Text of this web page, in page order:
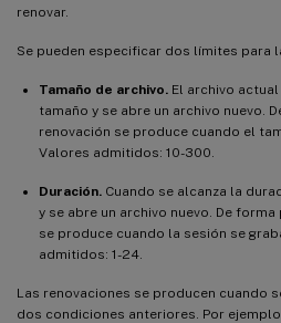
renovar.
Se pueden especificar dos límites para
Tamaño de archivo. El archivo
tamaño y se abre un archivo nuevo.
renovación se produce cuando el
Valores admitidos: 10-300.
Duración. Cuando se alcanza la
y se abre un archivo nuevo. De
se produce cuando la sesión se
admitidos: 1-24.
Las renovaciones se producen cuando
dos condiciones anteriores. Por